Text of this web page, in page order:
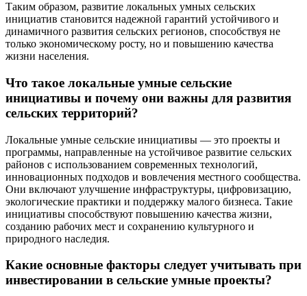
Таким образом, развитие локальных умных сельских
инициатив становится надежной гарантий устойчивого и
динамичного развития сельских регионов, способствуя не
только экономическому росту, но и повышению качества
жизни населения.
Что такое локальные умные сельские
инициативы и почему они важны для развития
сельских территорий?
Локальные умные сельские инициативы — это проекты и
программы, направленные на устойчивое развитие сельских
районов с использованием современных технологий,
инновационных подходов и вовлечения местного сообщества.
Они включают улучшение инфраструктуры, цифровизацию,
экологические практики и поддержку малого бизнеса. Такие
инициативы способствуют повышению качества жизни,
созданию рабочих мест и сохранению культурного и
природного наследия.
Какие основные факторы следует учитывать при
инвестировании в сельские умные проекты?